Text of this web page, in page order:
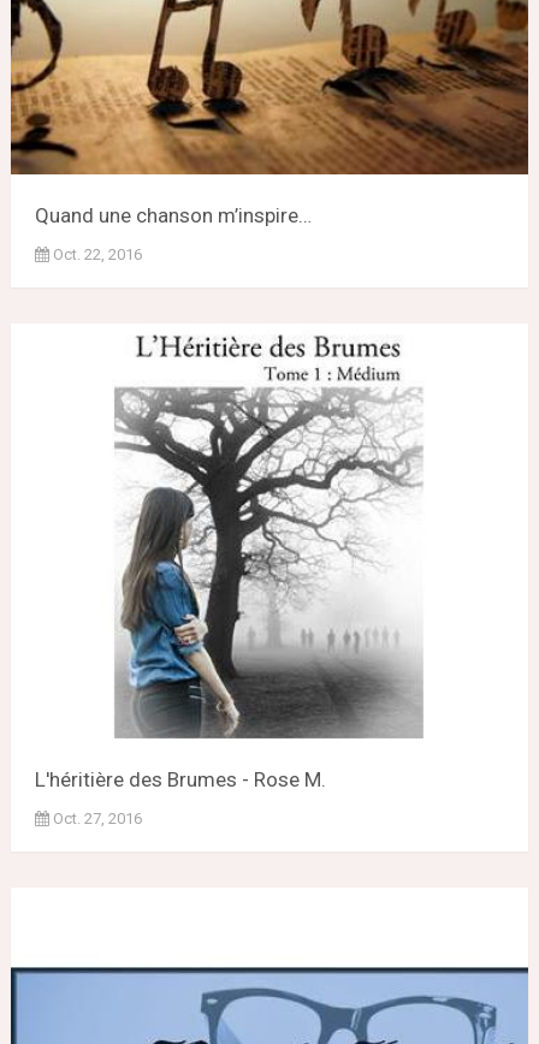
Quand une chanson m’inspire…
Oct. 22, 2016
L'héritière des Brumes - Rose M.
Oct. 27, 2016